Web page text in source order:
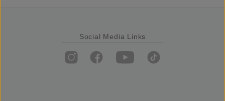
Social Media Links